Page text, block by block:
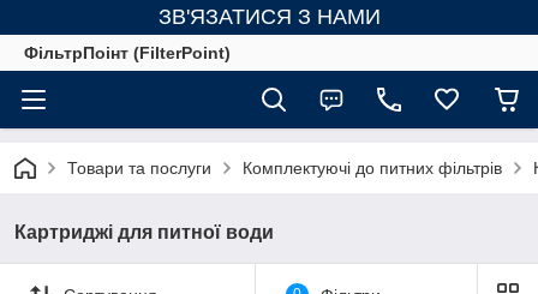
ЗВ'ЯЗАТИСЯ З НАМИ
ФільтрПоінт (FilterPoint)
Товари та послуги Комплектуючі до питних фільтрів
Картриджі для питної води